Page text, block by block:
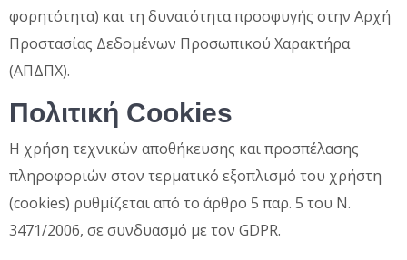
φορητότητα) και τη δυνατότητα προσφυγής στην Αρχή
Προστασίας Δεδομένων Προσωπικού Χαρακτήρα
(ΑΠΔΠΧ).
Πολιτική Cookies
Η χρήση τεχνικών αποθήκευσης και προσπέλασης
πληροφοριών στον τερματικό εξοπλισμό του χρήστη
(cookies) ρυθμίζεται από το άρθρο 5 παρ. 5 του Ν.
3471/2006, σε συνδυασμό με τον GDPR.